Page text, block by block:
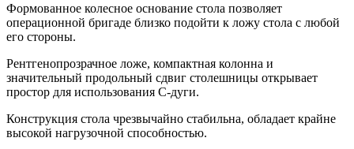
Формованное колесное основание стола позволяет
операционной бригаде близко подойти к ложу стола с любой
его стороны.
Рентгенопрозрачное ложе, компактная колонна и
значительный продольный сдвиг столешницы открывает
простор для использования С-дуги.
Конструкция стола чрезвычайно стабильна, обладает крайне
высокой нагрузочной способностью.